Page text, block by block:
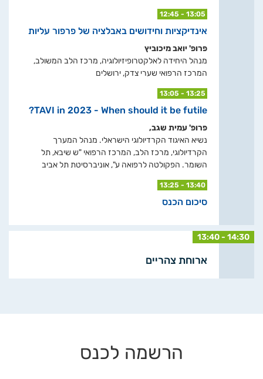
12:45 - 13:05
אינדיקציות וחידושים באבלציה של פרפור עליות
פרופ' יואב מיכוביץ
מנהל היחידה לאלקטרופיזיולוגיה, מרכז הלב המשולב,
המרכז הרפואי שערי צדק, ירושלים
13:05 - 13:25
TAVI in 2023 - When should it be futile?
פרופ' עמית שגב,
נשיא האיגוד הקרדיולוגי הישראלי. מנהל המערך
הקרדיולוגי, מרכז הלב, המרכז הרפואי "ש שיבא, תל
השומר. הפקולטה לרפואה ע", אוניברסיטת תל אביב
13:25 - 13:40
סיכום הכנס
13:40 - 14:30
ארוחת צהריים
הרשמה לכנס